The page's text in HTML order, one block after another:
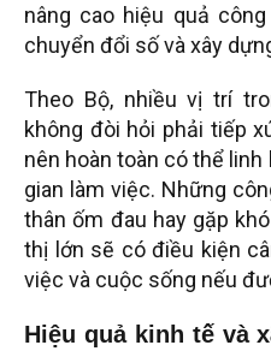
nâng cao hiệu quả
chuyển đổi số và xây
Theo Bộ, nhiều vị trí
không đòi hỏi phải tiếp
nên hoàn toàn có thể
gian làm việc. Những
thân ốm đau hay gặp
thị lớn sẽ có điều kiện
việc và cuộc sống nếu
Hiệu quả kinh tế và